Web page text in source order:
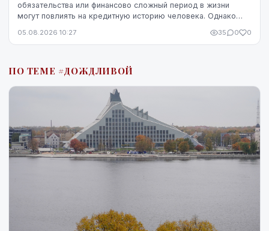
обязательства или финансово сложный период в жизни
могут повлиять на кредитную историю человека. Однако
невозможно изменить. Кредитную историю можно
действия.
05.08.2026 10:27 35 0 0
ПО ТЕМЕ #ДОЖДЛИВОЙ